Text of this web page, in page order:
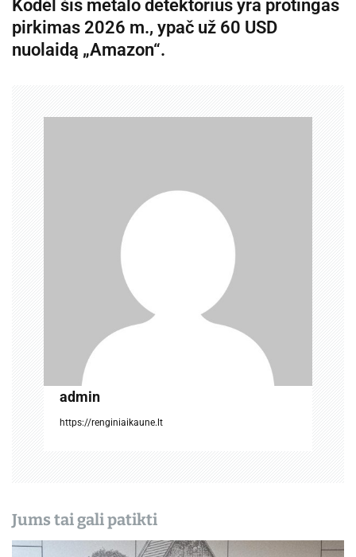
g
a
Kodėl šis metalo detektorius yra protingas
pirkimas 2026 m., ypač už 60 USD
nuolaidą „Amazon“.
admin
https://renginiaikaune.lt
Jums tai gali patikti